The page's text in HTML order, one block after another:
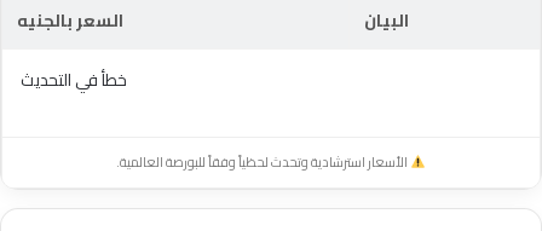
البيان
السعر بالجنيه
خطأ في التحديث
الأسعار استرشادية وتحدث لحظياً وفقاً للبورصة العالمية.